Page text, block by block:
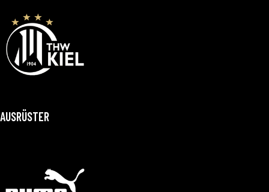
AUSRÜSTER